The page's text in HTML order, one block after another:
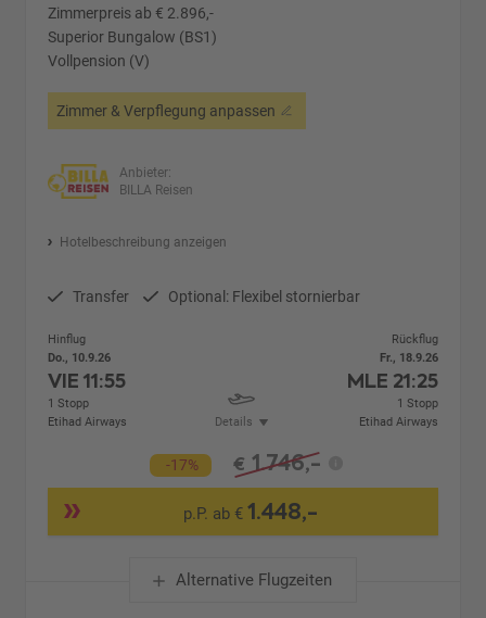
Zimmerpreis ab € 2.896,-
Superior Bungalow (BS1)
Vollpension (V)
Zimmer & Verpflegung anpassen
Anbieter:
BILLA Reisen
Hotelbeschreibung anzeigen
Transfer Optional: Flexibel stornierbar
Hinflug
Do., 10.9.26
VIE11:55
1 Stopp
Etihad Airways
Details
Rückflug
Fr., 18.9.26
MLE 21:25
1 Stopp
Etihad Airways
-17% € 1.746,-
p.P. ab €1.448,-
Alternative Flugzeiten